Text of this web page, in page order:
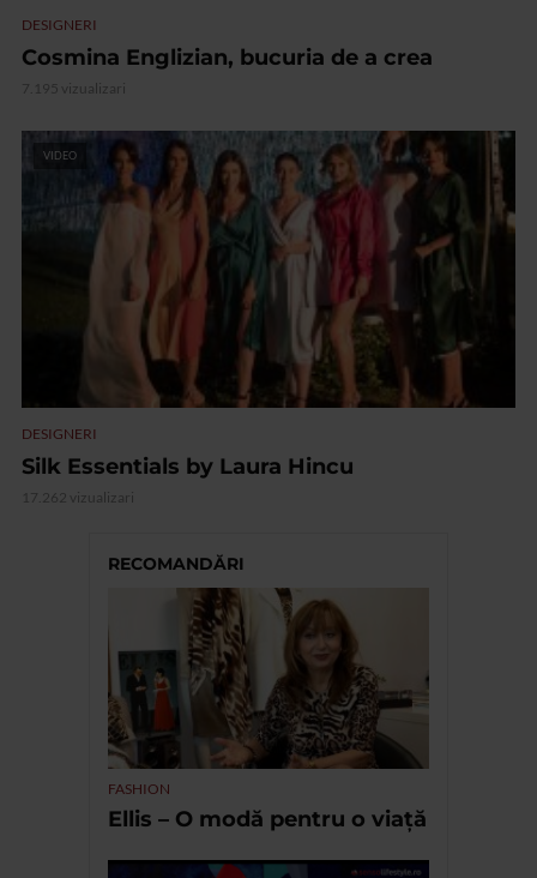
DESIGNERI
Cosmina Englizian, bucuria de a crea
7.195 vizualizari
VIDEO
DESIGNERI
Silk Essentials by Laura Hincu
17.262 vizualizari
RECOMANDĂRI
FASHION
Ellis – O modă pentru o viață